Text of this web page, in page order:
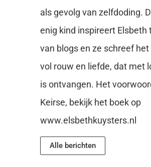
als gevolg van zelfdoding.
enig kind inspireert Elsbeth
van blogs en ze schreef
vol rouw en liefde, dat met
is ontvangen. Het
Keirse, bekijk het boek op
www.elsbethkuysters.nl
Alle berichten